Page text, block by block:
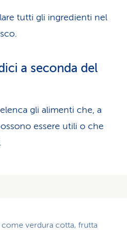
tutti gli ingredienti nel
a seconda del
gli alimenti che, a
essere utili o che
verdura cotta, frutta